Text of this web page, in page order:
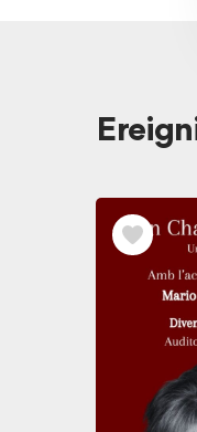
Ver
relacionados